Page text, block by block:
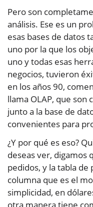
Pero son
análisis. Ese es un
esas bases de datos
uno por la que los
uno y todas esas
negocios, tuvieron
en los años 90,
llama OLAP, que son
junto a la base de
convenientes para
¿Y por qué es eso?
deseas ver, digamos
pedidos, y la tabla de
columna que es el
simplicidad, en